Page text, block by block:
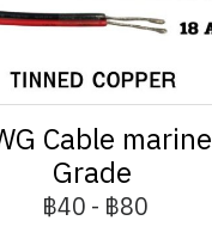
Cable marine
Grade
฿40- ฿80